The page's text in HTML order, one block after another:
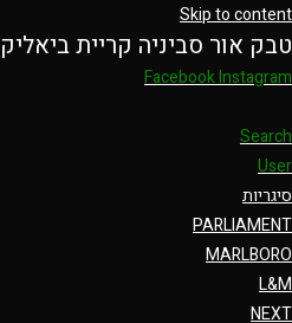
Skip to content
טבק אור סביניה קריית ביאליק
FacebookInstagram
Search
User
סיגריות
PARLIAMENT
MARLBORO
L&M
NEXT